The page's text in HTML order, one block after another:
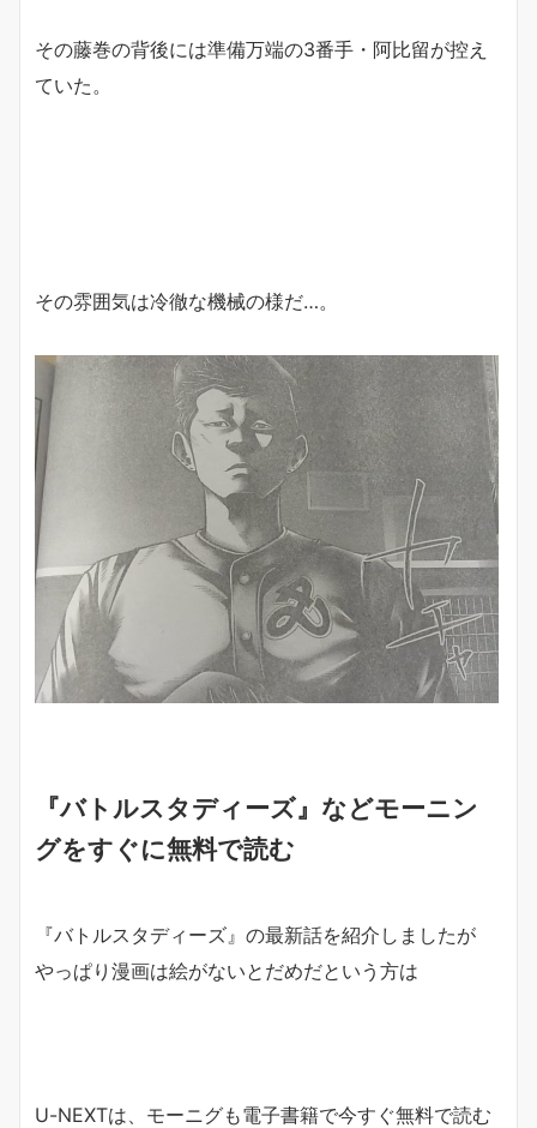
その藤巻の背後には準備万端の3番手・阿比留が控え
ていた。
その雰囲気は冷徹な機械の様だ…。
『バトルスタディーズ』などモーニン
グをすぐに無料で読む
『バトルスタディーズ』の最新話を紹介しましたが
やっぱり漫画は絵がないとだめだという方は
U-NEXTは、モーニグも電子書籍で今すぐ無料で読む